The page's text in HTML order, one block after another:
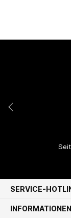
SERVICE-
INFORMATIONEN